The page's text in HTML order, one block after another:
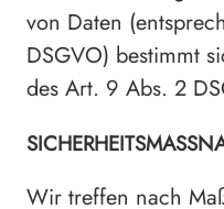
von Daten
DSGVO) bestimmt
des Art. 9 Abs. 2
Wir treffen nach